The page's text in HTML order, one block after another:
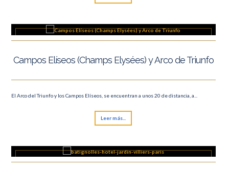
Campos Elíseos (Champs Elysées) y Arco de Triunfo
El Arco del Triunfo y los Campos Elíseos, se encuentran a unos 20 de distancia, a...
Leer más...